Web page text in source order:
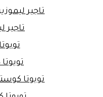
تاجير
تاجير
تويوتا
تويوتا كوستر 21 راكب